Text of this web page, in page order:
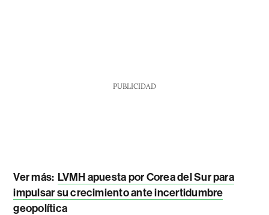
PUBLICIDAD
Ver más: LVMH apuesta por Corea del Sur para
impulsar su crecimiento ante incertidumbre
geopolítica